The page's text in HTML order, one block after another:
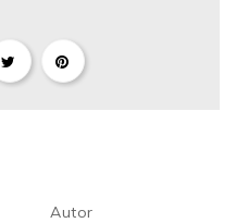
Autor